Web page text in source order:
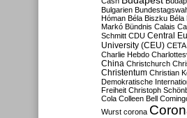
Bulgarien
Hóman Béla Biszku Béla
Markó Bündnis Calais
Schmitt CDU Central
University (CEU) CETA
Charlie Hebdo
China Christchurch
Christentum Christian
Demokratische
Freiheit Christoph
Cola Colleen Bell
Wurst corona